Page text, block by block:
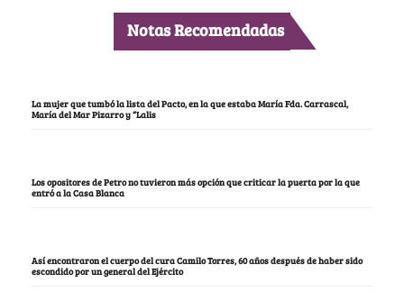
Notas Recomendadas
La mujer que tumbó la lista del Pacto, en la que estaba María Fda. Carrascal,
María del Mar Pizarro y “Lalis
Los opositores de Petro no tuvieron más opción que criticar la puerta por la que
entró a la Casa Blanca
Así encontraron el cuerpo del cura Camilo Torres, 60 años después de haber sido
escondido por un general del Ejército